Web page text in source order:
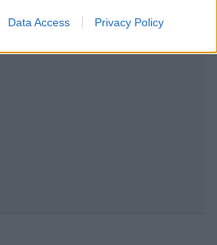
Data Access Privacy Policy